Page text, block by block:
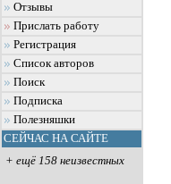
Отзывы
Прислать работу
Регистрация
Список авторов
Поиск
Подписка
Полезняшки
СЕЙЧАС НА САЙТЕ
+ ещё 158 неизвестных